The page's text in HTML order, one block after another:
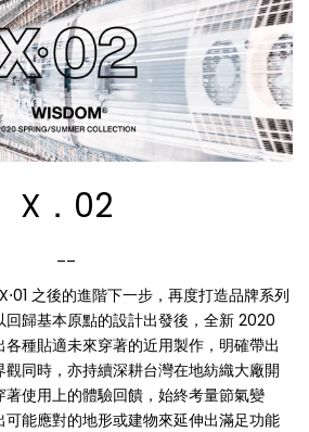
X．02
之後的進階下一步，再度打造品牌系列
回歸基本原點的設計出發後，全新 2020
種貼適未來穿著的近用製作，明確帶出
同時，亦持續深耕台灣在地紡織大廠開
使用上的體驗回饋，始終考量節氣變
能應對的地形或建物來延伸出滿足功能